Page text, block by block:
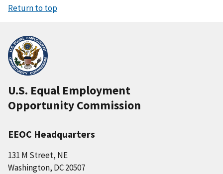
Return to top
U.S. Equal Employment
Opportunity Commission
EEOC Headquarters
131 M Street, NE
Washington, DC 20507